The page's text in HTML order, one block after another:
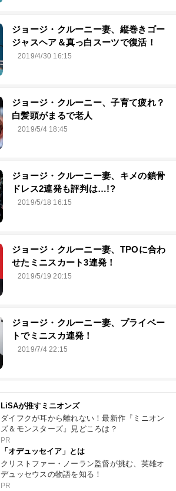
ジョージ・クルーニー妻、縦巻きゴー
ジャスヘア＆真っ白スーツで復活！
2019/4/30 16:15
ジョージ・クルーニー、子育て疲れ？
白髪頭がまるで老人
2019/5/4 18:45
ジョージ・クルーニー妻、キメの鎖骨
ドレス2連発も評判は…!?
2019/5/18 16:15
ジョージ・クルーニー妻、TPOに合わ
せたミニスカート3連発！
2019/5/19 20:15
ジョージ・クルーニー妻、プライベー
トでミニスカ連発！
2019/7/4 22:15
LiSAが推すミニオンズ
ダイフクが耳から離れない！最新作『ミニオン
ズ＆モンスターズ』見どころは？
PR
「オデュッセイア」とは
クリストファー・ノーラン監督が挑む、英雄オ
デュッセウスの物語を知る！
PR